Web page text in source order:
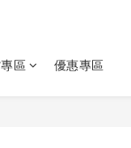
區 優惠專區